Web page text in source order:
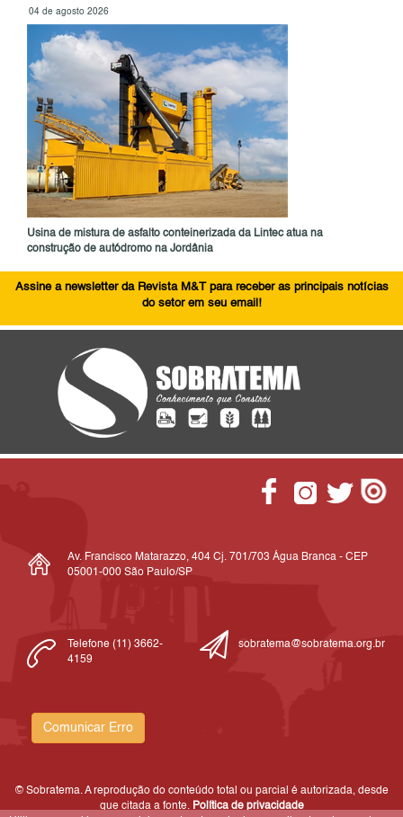
04 de agosto 2026
Usina de mistura de asfalto conteinerizada da Lintec atua na
construção de autódromo na Jordânia
Assine a newsletter da Revista M&T para receber as principais notícias
do setor em seu email!
Av. Francisco Matarazzo, 404 Cj. 701/703 Água Branca - CEP
05001-000 São Paulo/SP
Telefone (11) 3662-
4159
sobratema@sobratema.org.br
Comunicar Erro
© Sobratema. A reprodução do conteúdo total ou parcial é autorizada, desde
que citada a fonte. Política de privacidade